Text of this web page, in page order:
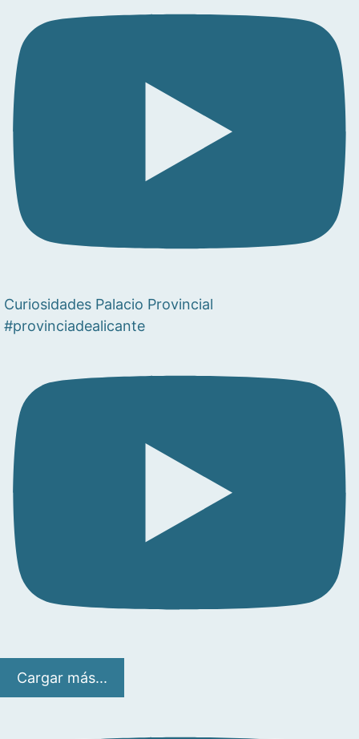
Curiosidades Palacio Provincial
#provinciadealicante
Cargar más...